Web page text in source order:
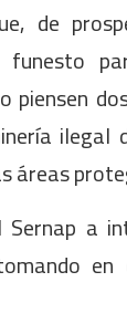
de
funesto
piensen
ilegal
áreas
a